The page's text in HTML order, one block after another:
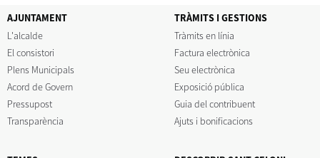
AJUNTAMENT
L'alcalde
El consistori
Plens Municipals
Acord de Govern
Pressupost
Transparència
TRÀMITS I GESTIONS
Tràmits en línia
Factura electrònica
Seu electrònica
Exposició pública
Guia del contribuent
Ajuts i bonificacions